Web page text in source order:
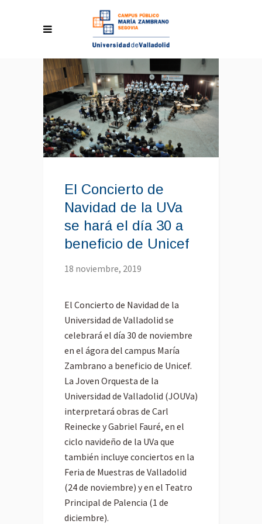
El Concierto de
Navidad de la UVa
se hará el día 30 a
beneficio de Unicef
18 noviembre, 2019
El Concierto de Navidad de la
Universidad de Valladolid se
celebrará el día 30 de noviembre
en el ágora del campus María
Zambrano a beneficio de Unicef.
La Joven Orquesta de la
Universidad de Valladolid (JOUVa)
interpretará obras de Carl
Reinecke y Gabriel Fauré, en el
ciclo navideño de la UVa que
también incluye conciertos en la
Feria de Muestras de Valladolid
(24 de noviembre) y en el Teatro
Principal de Palencia (1 de
diciembre).